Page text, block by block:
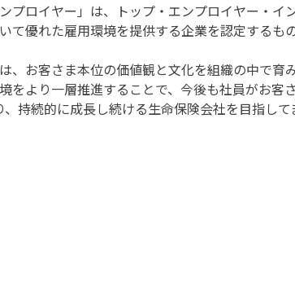
ンプロイヤー」は、トップ・エンプロイヤー・
て優れた雇用環境を提供する企業を認定するも
、お客さま本位の価値観と文化を組織の中で
をより一層推進することで、今後も社員がお
、持続的に成長し続ける生命保険会社を目指して